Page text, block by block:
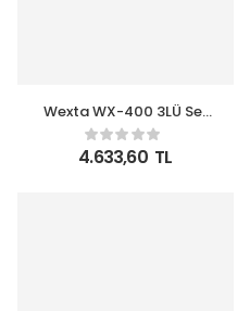
Wexta WX-400 3LÜ Set
Çivit Valiz
4.633,60 TL